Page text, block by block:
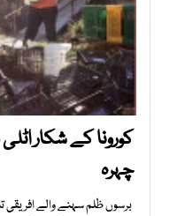
کورونا کے شکار
چہرہ
برسوں ظلم سہنے والے